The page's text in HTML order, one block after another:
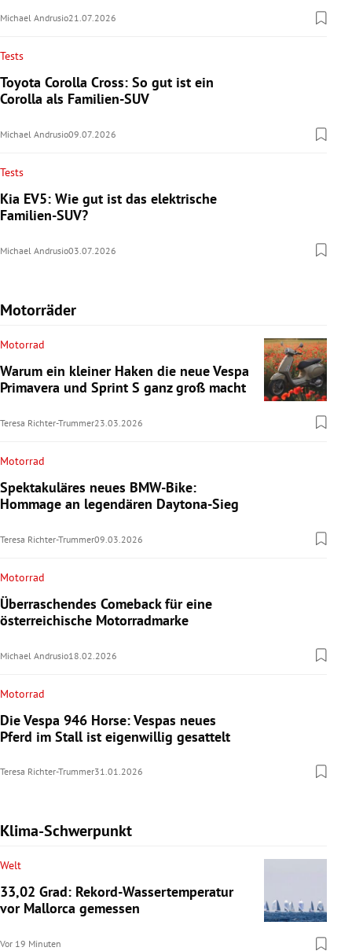
Michael Andrusio21.07.2026
Tests
Toyota Corolla Cross: So gut ist ein
Corolla als Familien-SUV
Michael Andrusio09.07.2026
Tests
Kia EV5: Wie gut ist das elektrische
Familien-SUV?
Michael Andrusio03.07.2026
Motorräder
Motorrad
Warum ein kleiner Haken die neue Vespa
Primavera und Sprint S ganz groß macht
Teresa Richter-Trummer23.03.2026
Motorrad
Spektakuläres neues BMW-Bike:
Hommage an legendären Daytona-Sieg
Teresa Richter-Trummer09.03.2026
Motorrad
Überraschendes Comeback für eine
österreichische Motorradmarke
Michael Andrusio18.02.2026
Motorrad
Die Vespa 946 Horse: Vespas neues
Pferd im Stall ist eigenwillig gesattelt
Teresa Richter-Trummer31.01.2026
Klima-Schwerpunkt
Welt
33,02 Grad: Rekord-Wassertemperatur
vor Mallorca gemessen
Vor 19 Minuten